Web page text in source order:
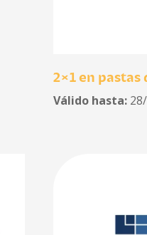
2×1 en pastas
Válido hasta: